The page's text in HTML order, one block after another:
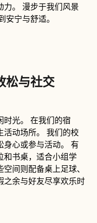
力。 漫步于我们风景
宁与舒适。
与社交
时光。 在我们的宿
活动场所。 我们的校
身心或参与活动。 有
和书桌，适合小组学
间则配备桌上足球、
之余与好友尽享欢乐时